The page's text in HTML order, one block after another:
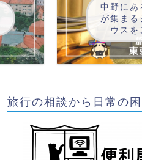
中野にあ
が集まる
ウスを
旅行の相談から日常の